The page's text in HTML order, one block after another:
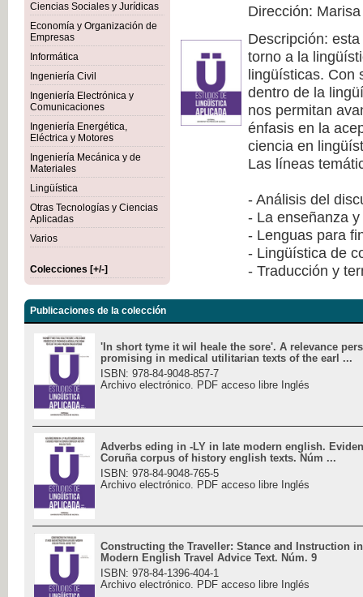
Ciencias Sociales y Jurídicas
Economía y Organización de
Empresas
Informática
Ingeniería Civil
Ingeniería Electrónica y
Comunicaciones
Ingeniería Energética,
Eléctrica y Motores
Ingeniería Mecánica y de
Materiales
Lingüística
Otras Tecnologías y Ciencias
Aplicadas
Varios
Colecciones [+/-]
Dirección:
Descripción:
torno a la
lingüísticas. Con
dentro de la
nos permitan
énfasis en la
ciencia en
Las líneas
- Análisis del
- La enseñanza
- Lenguas para
- Lingüística de
- Traducción y
Publicaciones de la colección
'In short tyme it wil heale the sore'. A relevance
promising in medical utilitarian texts of the earl ...
ISBN: 978-84-9048-857-7
Archivo electrónico. PDF acceso libre Inglés
Adverbs eding in -LY in late modern english.
Coruña corpus of history english texts. Núm ...
ISBN: 978-84-9048-765-5
Archivo electrónico. PDF acceso libre Inglés
Constructing the Traveller: Stance and Instruction
Modern English Travel Advice Text. Núm. 9
ISBN: 978-84-1396-404-1
Archivo electrónico. PDF acceso libre Inglés